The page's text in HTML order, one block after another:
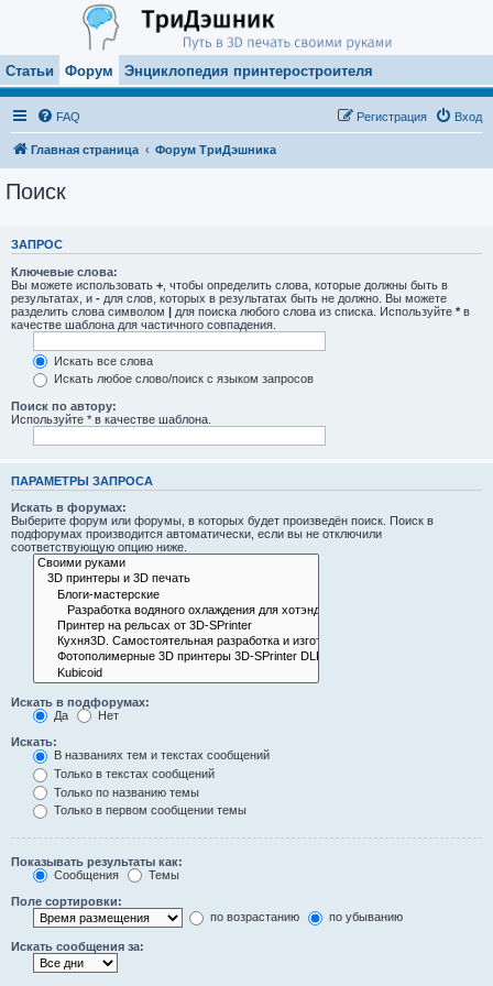
Статьи Форум Энциклопедия принтеростроителя
FAQ Вход
Регистрация
Главная страница Форум ТриДэшника
Поиск
ЗАПРОС
Ключевые слова:
Вы можете использовать + , чтобы определить слова, которые должны быть в
результатах, и - для слов, которых в результатах быть не должно. Вы можете
разделить слова символом | для поиска любого слова из списка. Используйте * в
качестве шаблона для частичного совпадения.
Искать все слова
Искать любое слово/поиск с языком запросов
Поиск по автору:
Используйте * в качестве шаблона.
ПАРАМЕТРЫ ЗАПРОСА
Искать в форумах:
Выберите форум или форумы, в которых будет произведён поиск. Поиск в
подфорумах производится автоматически, если вы не отключили
соответствующую опцию ниже.
Искать в подфорумах:
Да
Нет
Искать:
В названиях тем и текстах сообщений
Только в текстах сообщений
Только по названию темы
Только в первом сообщении темы
Показывать результаты как:
Сообщения
Темы
Поле сортировки:
по возрастанию
по убыванию
Искать сообщения за: